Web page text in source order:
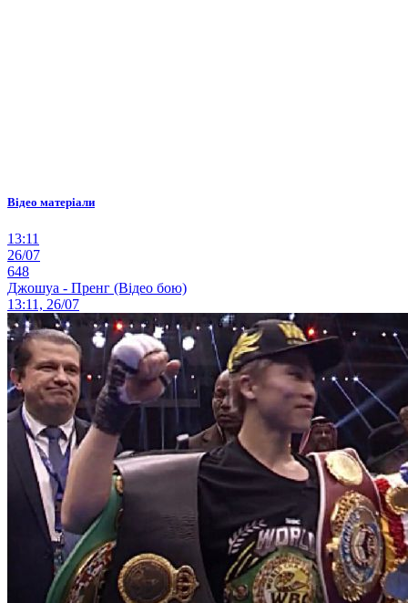
Відео матеріали
13:11
26/07
648
Джошуа - Пренг (Відео бою)
13:11, 26/07